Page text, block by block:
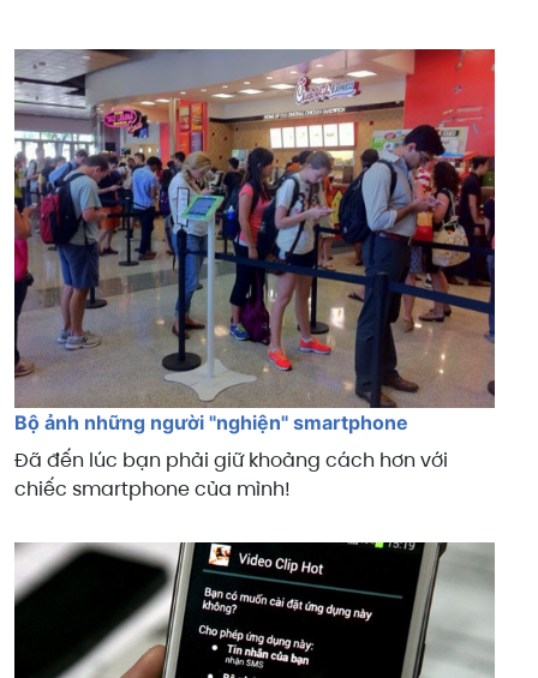
Bộ ảnh những người "nghiện" smartphone
Đã đến lúc bạn phải giữ khoảng cách hơn với
chiếc smartphone của mình!